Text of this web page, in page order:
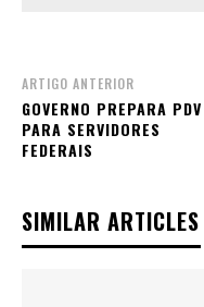
ARTIGO ANTERIOR
GOVERNO PREPARA PDV
PARA SERVIDORES
FEDERAIS
SIMILAR ARTICLES